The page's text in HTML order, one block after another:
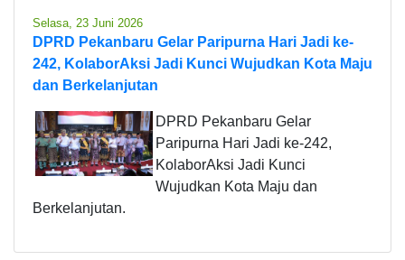
Selasa, 23 Juni 2026
DPRD Pekanbaru Gelar Paripurna Hari Jadi ke-
242, KolaborAksi Jadi Kunci Wujudkan Kota Maju
dan Berkelanjutan
DPRD Pekanbaru Gelar
Paripurna Hari Jadi ke-242,
KolaborAksi Jadi Kunci
Wujudkan Kota Maju dan
Berkelanjutan.